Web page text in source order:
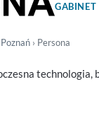
GABINET
Poznań › Persona
technologia,